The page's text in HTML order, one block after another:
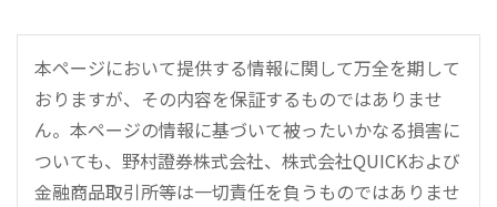
本ページにおいて提供する情報に関して万全を期して
おりますが、その内容を保証するものではありませ
ん。本ページの情報に基づいて被ったいかなる損害に
ついても、野村證券株式会社、株式会社QUICKおよび
金融商品取引所等は一切責任を負うものではありませ